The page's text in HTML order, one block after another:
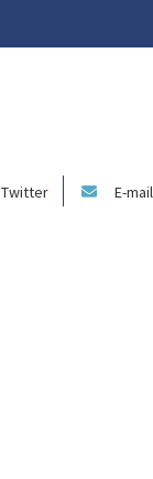
Twitter E-mail